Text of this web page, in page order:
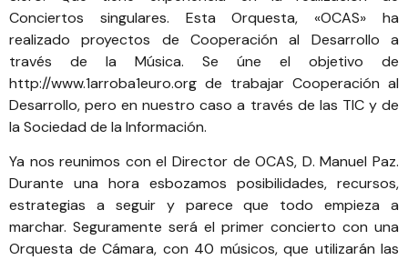
Conciertos singulares. Esta Orquesta, «OCAS» ha
realizado proyectos de Cooperación al Desarrollo a
través de la Música. Se úne el objetivo de
http://www.1arroba1euro.org de trabajar Cooperación al
Desarrollo, pero en nuestro caso a través de las TIC y de
la Sociedad de la Información.
Ya nos reunimos con el Director deOCAS, D. Manuel Paz.
Durante una hora esbozamos posibilidades, recursos,
estrategias a seguir y parece que todo empieza a
marchar. Seguramente será el primer concierto con una
Orquesta de Cámara, con 40 músicos, que utilizarán las